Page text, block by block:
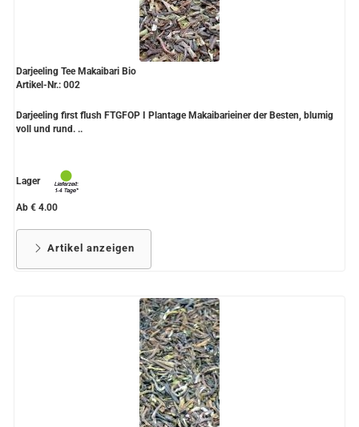
Darjeeling Tee Makaibari Bio
Artikel-Nr.: 002
Darjeeling first flush FTGFOP I Plantage Makaibarieiner der Besten, blumig
voll und rund. ..
Lager
Ab € 4.00
Artikel anzeigen